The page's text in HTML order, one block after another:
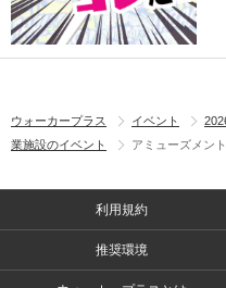
ウォーカープラス イベント
業施設のイベント
アミューズメン
利用規約
推奨環境